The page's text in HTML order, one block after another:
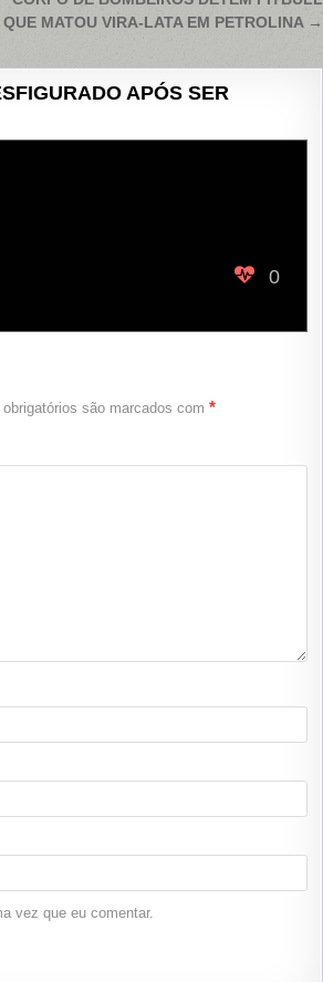
QUE MATOU VIRA-LATA EM PETROLINA →
APÓS SER
0
são marcados com *
vez que eu comentar.